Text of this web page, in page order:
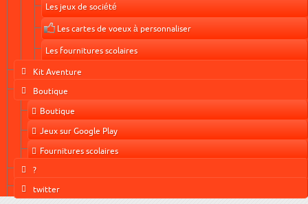
Les jeux de société
Les cartes de voeux à personnaliser
Les fournitures scolaires
Kit Aventure
Boutique
Boutique
Jeux sur Google Play
Fournitures scolaires
?
twitter